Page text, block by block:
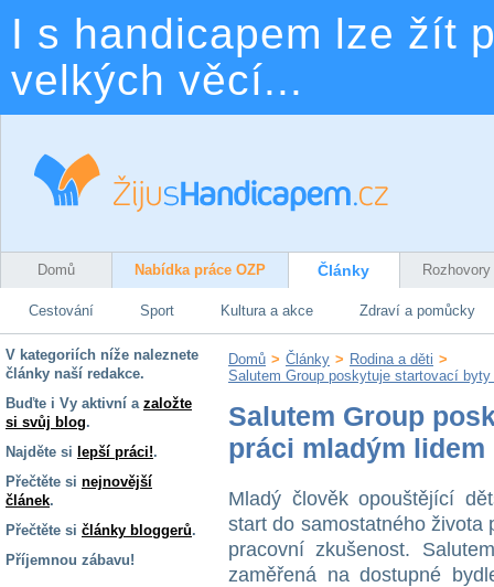
I s handicapem lze žít
velkých věcí...
Domů Nabídka práce OZP Články Rozhovory
Cestování Sport Kultura a akce Zdraví a pomůcky
V kategoriích níže naleznete
články naší redakce.
Buďte i Vy aktivní a založte
si svůj blog.
Najděte si lepší práci!.
Přečtěte si nejnovější
článek.
Přečtěte si články bloggerů.
Příjemnou zábavu!
Domů > Články > Rodina a děti >
Salutem Group poskytuje startovací
Salutem Group
práci mladým
Mladý člověk opouštějící
start do samostatného
pracovní zkušenost.
zaměřená na dostupné